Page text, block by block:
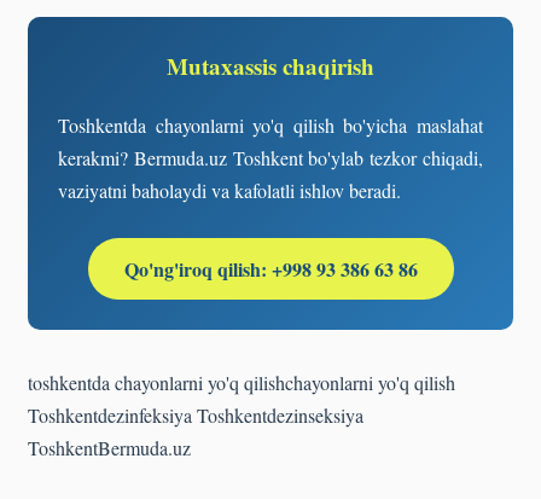
Mutaxassis chaqirish
Toshkentda chayonlarni yo'q qilish bo'yicha maslahat
kerakmi? Bermuda.uz Toshkent bo'ylab tezkor chiqadi,
vaziyatni baholaydi va kafolatli ishlov beradi.
Qo'ng'iroq qilish: +998 93 386 63 86
toshkentda chayonlarni yo'q qilishchayonlarni yo'q qilish
Toshkentdezinfeksiya Toshkentdezinseksiya
ToshkentBermuda.uz